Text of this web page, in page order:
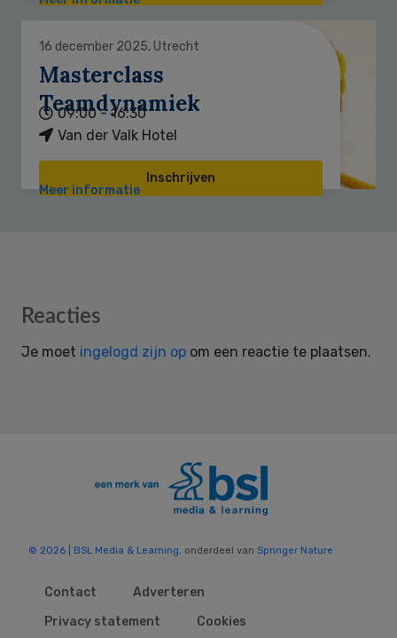
16 december 2025, Utrecht
Masterclass
Teamdynamiek
09:00 - 16:30
Van der Valk Hotel
Inschrijven
Meer informatie
Reader
Reacties
Je moet ingelogd zijn op om een reactie te plaatsen.
© 2026 | BSL Media & Learning, onderdeel van Springer Nature
Contact
Adverteren
Privacy statement
Cookies